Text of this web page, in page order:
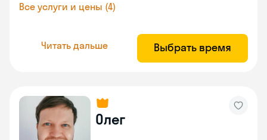
Все услуги и цены (4)
Читать дальше Выбрать время
Олег